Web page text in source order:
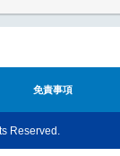
免責事項
Reserved.